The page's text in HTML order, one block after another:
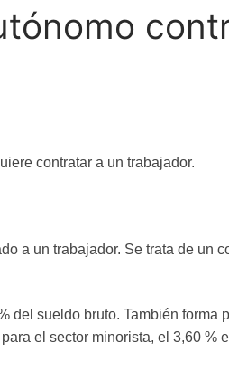
contratar a un trabajador.
a un trabajador. Se trata de un
del sueldo bruto. También forma
el sector minorista, el 3,60 %